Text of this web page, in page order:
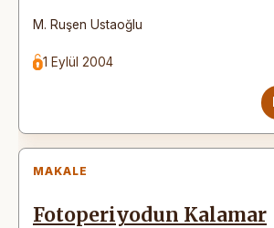
M. Ruşen Ustaoğlu
1 Eylül 2004
MAKALE
Fotoperiyodun Kalamar